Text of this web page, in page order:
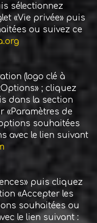
sélectionnez
«Vie privée» puis
ou suivez ce
(logo clé à
; cliquez
dans la section
«Paramètres de
souhaitées
avec le lien suivant
puis cliquez
«Accepter les
souhaitées ou
le lien suivant :